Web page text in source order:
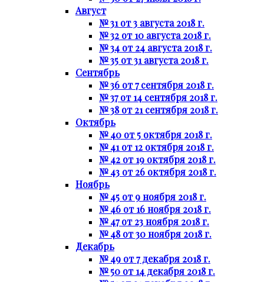
Август
№ 31 от 3 августа 2018 г.
№ 32 от 10 августа 2018 г.
№ 34 от 24 августа 2018 г.
№ 35 от 31 августа 2018 г.
Сентябрь
№ 36 от 7 сентября 2018 г.
№ 37 от 14 сентября 2018 г.
№ 38 от 21 сентября 2018 г.
Октябрь
№ 40 от 5 октября 2018 г.
№ 41 от 12 октября 2018 г.
№ 42 от 19 октября 2018 г.
№ 43 от 26 октября 2018 г.
Ноябрь
№ 45 от 9 ноября 2018 г.
№ 46 от 16 ноября 2018 г.
№ 47 от 23 ноября 2018 г.
№ 48 от 30 ноября 2018 г.
Декабрь
№ 49 от 7 декабря 2018 г.
№ 50 от 14 декабря 2018 г.